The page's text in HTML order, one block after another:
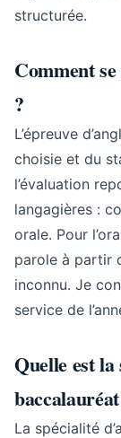
structurée.
Comment
?
L’épreuve
choisie et du
l’évaluation
langagières :
orale. Pour
parole à partir
inconnu. Je
service de
Quelle est la
La spécialité